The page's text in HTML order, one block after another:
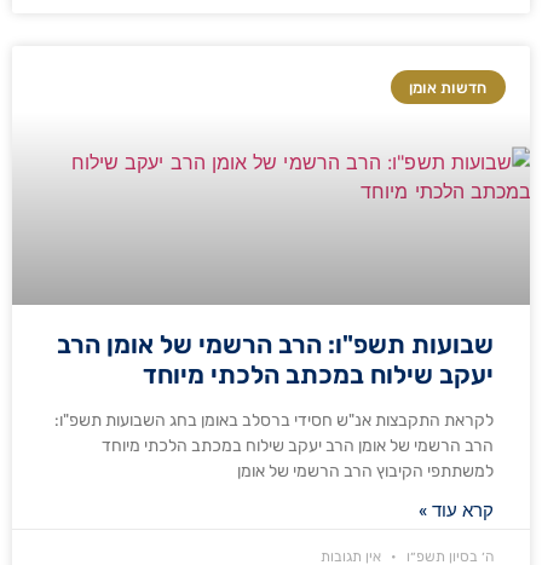
חדשות אומן
שבועות תשפ"ו: הרב הרשמי של אומן הרב
יעקב שילוח במכתב הלכתי מיוחד
לקראת התקבצות אנ"ש חסידי ברסלב באומן בחג השבועות תשפ"ו:
הרב הרשמי של אומן הרב יעקב שילוח במכתב הלכתי מיוחד
למשתתפי הקיבוץ הרב הרשמי של אומן
קרא עוד »
ה׳ בסיון תשפ״ו אין תגובות